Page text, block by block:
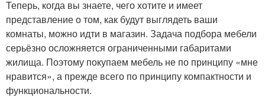
Теперь, когда вы знаете, чего хотите и имеет
представление о том, как будут выглядеть ваши
комнаты, можно идти в магазин. Задача подбора мебели
серьёзно осложняется ограниченными габаритами
жилища. Поэтому покупаем мебель не по принципу «мне
нравится», а прежде всего по принципу компактности и
функциональности.